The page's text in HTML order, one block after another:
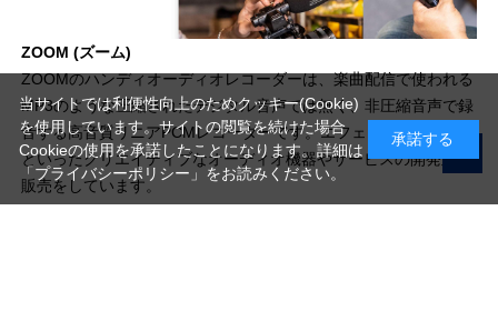
ZOOM (ズーム)
ZOOMのハンディオーディオレコーダーは、楽曲配信で使われる
MP3のような圧縮されたデジタル音声では無く、非圧縮音声で録
音する高音質リニアPCMレコーダーです。エフェクターや録音機
といったクリエイティブなオーディオ機器やサービスの開発及び
販売をしています。
当サイトでは利便性向上のためクッキー(Cookie)
を使用しています。サイトの閲覧を続けた場合
Cookieの使用を承諾したことになります。詳細は
「プライバシーポリシー」 をお読みください。
承諾する